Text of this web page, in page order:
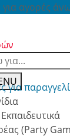
αγορές
για
(Party